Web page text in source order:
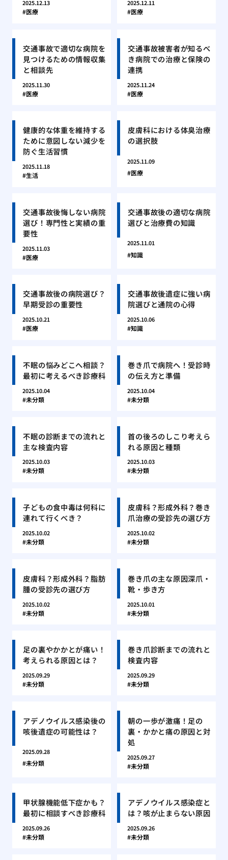
2025.12.13
医療
2025.12.11
医療
交通事故で適切な病院を
見つけるための情報収集
と相談先
2025.11.30
医療
交通事故被害者が知るべ
き病院での治療と保険の
連携
2025.11.24
医療
健康的な体重を維持する
ために意図しない減少を
防ぐ生活習慣
2025.11.18
生活
皮膚科における体臭治療
の選択肢
2025.11.09
医療
交通事故後悔しない病院
選び！専門性と実績の重
要性
2025.11.03
医療
交通事故後の適切な病院
選びと治療費の知識
2025.11.01
知識
交通事故後の病院選び？
早期受診の重要性
2025.10.21
医療
交通事故後遺症に強い病
院選びと通院の心得
2025.10.06
知識
不眠の悩みどこへ相談？
最初に考えるべき診療科
2025.10.04
未分類
巻き爪で病院へ！受診時
の伝え方と準備
2025.10.04
未分類
不眠の診断までの流れと
主な検査内容
2025.10.03
未分類
首の後ろのしこり考えら
れる原因と種類
2025.10.03
未分類
子どもの食中毒は何科に
連れて行くべき？
2025.10.02
未分類
皮膚科？形成外科？巻き
爪治療の受診先の選び方
2025.10.02
未分類
皮膚科？形成外科？脂肪
腫の受診先の選び方
2025.10.02
未分類
巻き爪の主な原因深爪・
靴・歩き方
2025.10.01
未分類
足の裏やかかとが痛い！
考えられる原因とは？
2025.09.29
未分類
巻き爪診断までの流れと
検査内容
2025.09.29
未分類
アデノウイルス感染後の
咳後遺症の可能性は？
2025.09.28
未分類
朝の一歩が激痛！足の
裏・かかと痛の原因と対
処
2025.09.27
未分類
甲状腺機能低下症かも？
最初に相談すべき診療科
2025.09.26
未分類
アデノウイルス感染症と
は？咳が止まらない原因
2025.09.26
未分類